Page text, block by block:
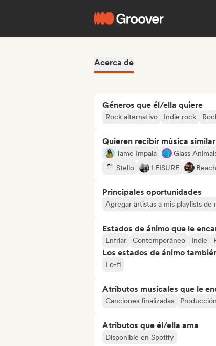
Acerca de
Géneros que él/ella quiere
Rock alternativo Indie rock
Quieren recibir música similar
Tame Impala Glass
Stello
LEISURE
Principales oportunidades
Agregar artistas a mis playlists de
Estados de ánimo que le
Enfriar Contemporáneo Indie
Los estados de ánimo
Lo-fi
Atributos musicales que le
Canciones finalizadas
Atributos que él/ella ama
Disponible en Spotify